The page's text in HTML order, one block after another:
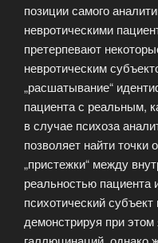
позиции самого
невротическими
претерпевают
невротическим
„расшатывание“
пациента с реальным,
в случае психоза
позволяет найти
„пристежки“ между
реальностью
психотический
демонстрируя при